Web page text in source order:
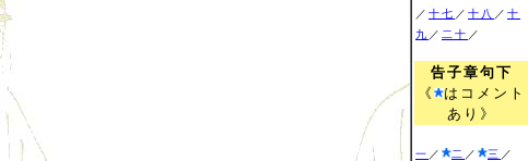
／ 十七 ／ 十八 ／ 十
九 ／ 二十 ／
告子章句下
《
はコメント
あり》
一 ／ 二 ／ 三 ／